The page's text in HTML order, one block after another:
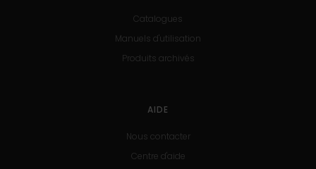
Catalogues
Manuels d'utilisation
Produits archivés
AIDE
Nous contacter
Centre d'aide